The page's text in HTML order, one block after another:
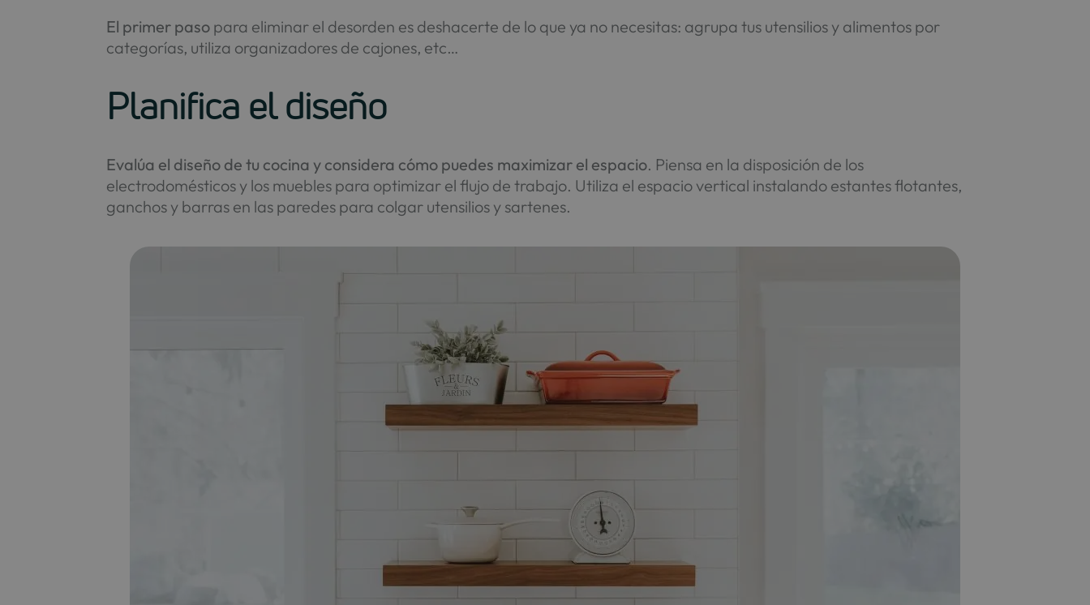
El primer paso para eliminar el desorden es deshacerte de lo que ya no necesitas: agrupa tus utensilios y alimentos por
categorías, utiliza organizadores de cajones, etc…
Planifica el diseño
Evalúa el diseño de tu cocina y considera cómo puedes maximizar el espacio. Piensa en la disposición de los
electrodomésticos y los muebles para optimizar el flujo de trabajo. Utiliza el espacio vertical instalando estantes flotantes,
ganchos y barras en las paredes para colgar utensilios y sartenes.